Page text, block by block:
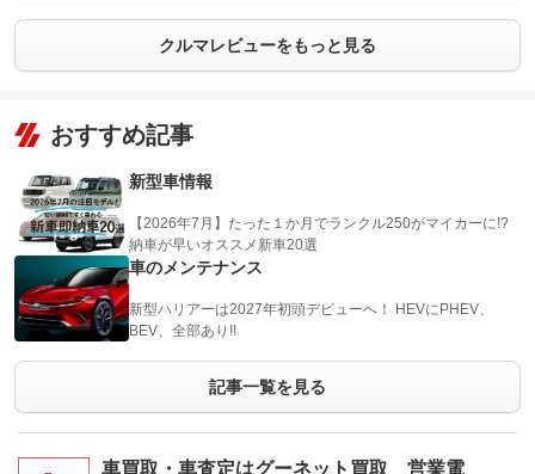
クルマレビューをもっと見る
おすすめ記事
新型車情報
【2026年7月】たった１か月でランクル250がマイカーに!?
納車が早いオススメ新車20選
車のメンテナンス
新型ハリアーは2027年初頭デビューへ！ HEVにPHEV、
BEV、全部あり!!
記事一覧を見る
車買取・車査定はグーネット買取 営業電